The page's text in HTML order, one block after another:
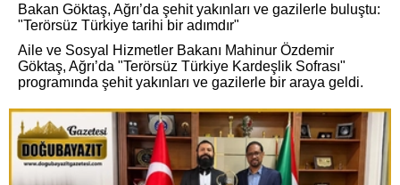
Bakan Göktaş, Ağrı’da şehit yakınları ve gazilerle buluştu:
"Terörsüz Türkiye tarihi bir adımdır"
Aile ve Sosyal Hizmetler Bakanı Mahinur Özdemir
Göktaş, Ağrı’da "Terörsüz Türkiye Kardeşlik Sofrası"
programında şehit yakınları ve gazilerle bir araya geldi.